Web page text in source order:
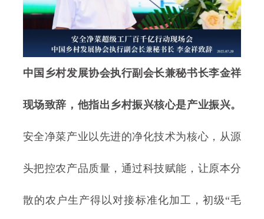
中国乡村发展协会执行副会长兼秘书长李金祥
现场致辞，他指出乡村振兴核心是产业振兴。
安全净菜产业以先进的净化技术为核心，从源
头把控农产品质量，通过科技赋能，让原本分
散的农户生产得以对接标准化加工，初级“毛